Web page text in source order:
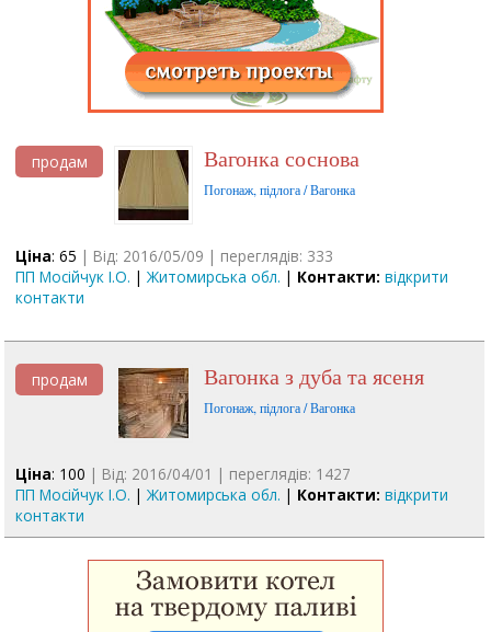
продам вагонка соснова
Погонаж, підлога / Вагонка
Ціна: 65 | Від: 2016/05/09 | переглядів: 333
ПП Мосійчук І.О. |Житомирська обл. | Контакти: відкрити
контакти
продам вагонка з дуба та ясеня
Погонаж, підлога / Вагонка
Ціна: 100 | Від: 2016/04/01 | переглядів: 1427
ПП Мосійчук І.О. |Житомирська обл. | Контакти: відкрити
контакти